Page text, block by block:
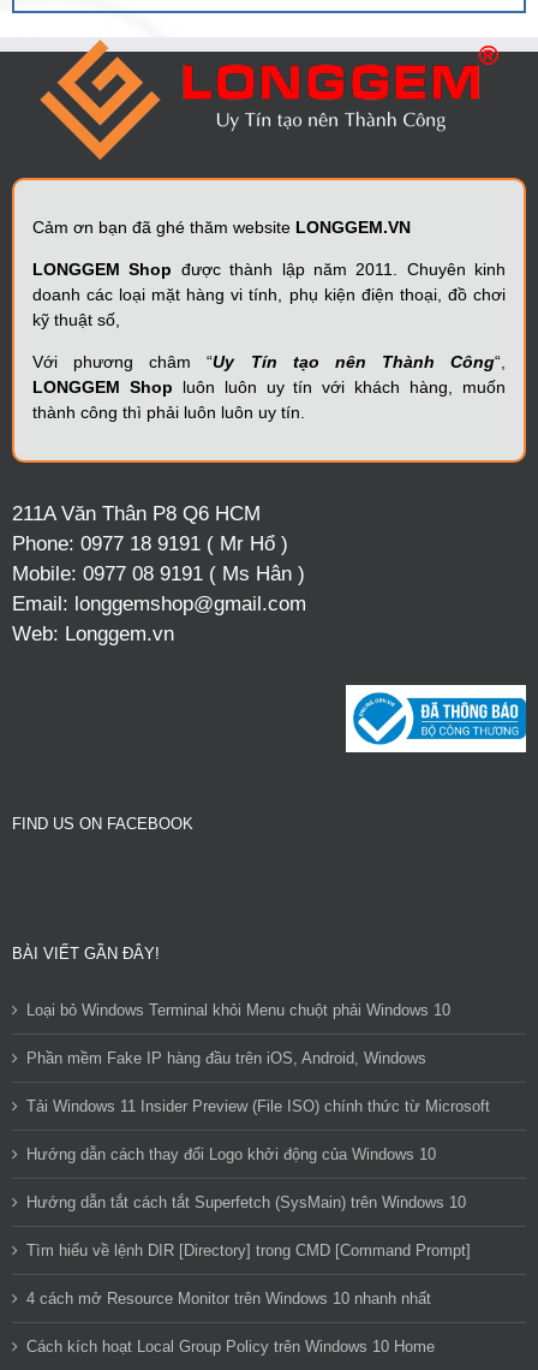
Cảm ơn bạn đã ghé thăm website LONGGEM.VN
LONGGEM Shop được thành lập năm 2011. Chuyên kinh
doanh các loại mặt hàng vi tính, phụ kiện điện thoại, đồ chơi
kỹ thuật số,
Với phương châm “Uy Tín tạo nên Thành Công“,
LONGGEM Shop luôn luôn uy tín với khách hàng, muốn
thành công thì phải luôn luôn uy tín.
211A Văn Thân P8 Q6 HCM
Phone: 0977 18 9191 ( Mr Hổ )
Mobile: 0977 08 9191 ( Ms Hân )
Email: longgemshop@gmail.com
Web: Longgem.vn
FIND US ON FACEBOOK
BÀI VIẾT GẦN ĐÂY!
Loại bỏ Windows Terminal khỏi Menu chuột phải Windows 10
Phần mềm Fake IP hàng đầu trên iOS, Android, Windows
Tải Windows 11 Insider Preview (File ISO) chính thức từ Microsoft
Hướng dẫn cách thay đổi Logo khởi động của Windows 10
Hướng dẫn tắt cách tắt Superfetch (SysMain) trên Windows 10
Tìm hiểu về lệnh DIR [Directory] trong CMD [Command Prompt]
4 cách mở Resource Monitor trên Windows 10 nhanh nhất
Cách kích hoạt Local Group Policy trên Windows 10 Home